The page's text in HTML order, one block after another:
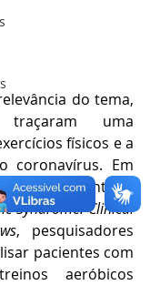
do tema,
uma
físicos e a
coronavírus. Em
Syndrome: Clinical
, pesquisadores
pacientes com
aeróbicos